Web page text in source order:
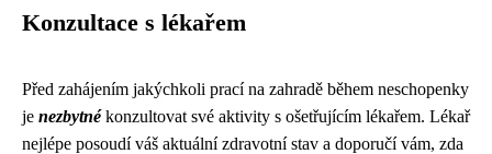
Konzultace s lékařem
Před zahájením jakýchkoli prací na zahradě během neschopenky
je nezbytnékonzultovat své aktivity s ošetřujícím lékařem. Lékař
nejlépe posoudí váš aktuální zdravotní stav a doporučí vám, zda